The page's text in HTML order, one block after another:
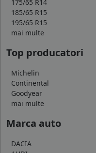
175/65 R14
185/65 R15
195/65 R15
mai multe
Top producatori
Michelin
Continental
Goodyear
mai multe
Marca auto
DACIA